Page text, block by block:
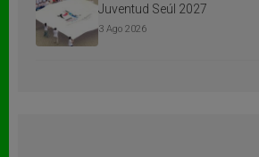
Juventud Seúl 2027
3 Ago 2026